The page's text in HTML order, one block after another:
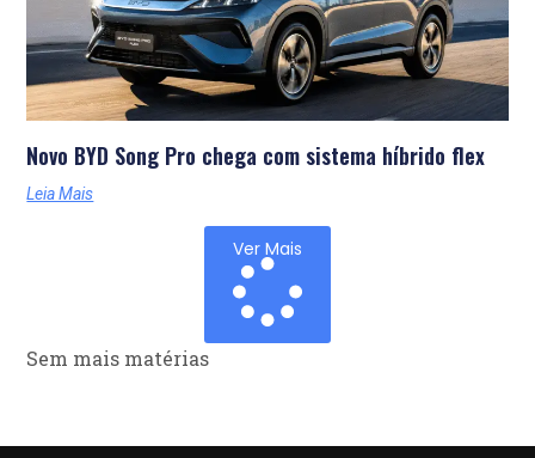
Novo BYD Song Pro chega com sistema híbrido flex
Leia Mais
Ver Mais
Sem mais matérias